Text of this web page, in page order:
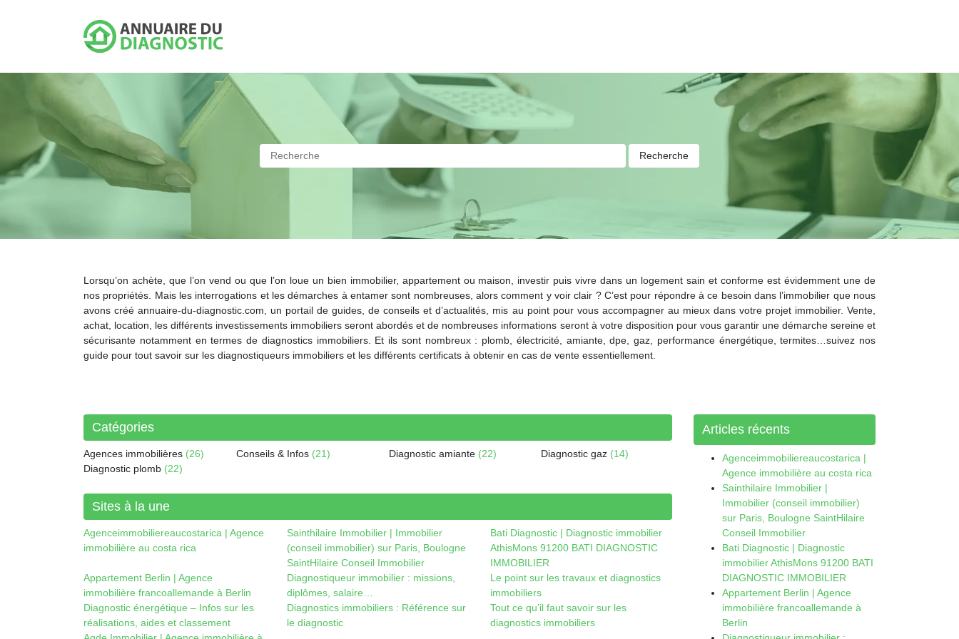
Lorsqu’on achète, que l’on vend ou que l’on loue un bien immobilier, appartement ou maison, investir puis vivre dans un logement sain et conforme est évidemment une de
nos propriétés. Mais les interrogations et les démarches à entamer sont nombreuses, alors comment y voir clair ? C’est pour répondre à ce besoin dans l’immobilier que nous
avons créé annuaire-du-diagnostic.com, un portail de guides, de conseils et d’actualités, mis au point pour vous accompagner au mieux dans votre projet immobilier. Vente,
achat, location, les différents investissements immobiliers seront abordés et de nombreuses informations seront à votre disposition pour vous garantir une démarche sereine et
sécurisante notamment en termes de diagnostics immobiliers. Et ils sont nombreux : plomb, électricité, amiante, dpe, gaz, performance énergétique, termites…suivez nos
guide pour tout savoir sur les diagnostiqueurs immobiliers et les différents certificats à obtenir en cas de vente essentiellement.
Catégories
Agences immobilières (26) Conseils & Infos (21) Diagnostic amiante (22) Diagnostic gaz (14)
Diagnostic plomb (22)
Sites à la une
Agenceimmobiliereaucostarica | Agence
immobilière au costa rica
Sainthilaire Immobilier | Immobilier
(conseil immobilier) sur Paris, Boulogne
SaintHilaire Conseil Immobilier
Bati Diagnostic | Diagnostic immobilier
AthisMons 91200 BATI DIAGNOSTIC
IMMOBILIER
Appartement Berlin | Agence
immobilière francoallemande à Berlin
Diagnostiqueur immobilier : missions,
diplômes, salaire…
Le point sur les travaux et diagnostics
immobiliers
Diagnostic énergétique – Infos sur les
réalisations, aides et classement
Diagnostics immobiliers : Référence sur
le diagnostic
Tout ce qu’il faut savoir sur les
diagnostics immobiliers
Articles récents
Agenceimmobiliereaucostarica |
Agence immobilière au costa rica
Sainthilaire Immobilier |
Immobilier (conseil immobilier)
sur Paris, Boulogne SaintHilaire
Conseil Immobilier
Bati Diagnostic | Diagnostic
immobilier AthisMons 91200 BATI
DIAGNOSTIC IMMOBILIER
Appartement Berlin | Agence
immobilière francoallemande à
Berlin